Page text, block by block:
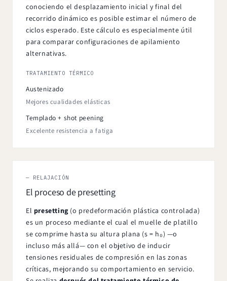
conociendo el desplazamiento inicial y final del
recorrido dinámico es posible estimar el número de
ciclos esperado. Este cálculo es especialmente útil
para comparar configuraciones de apilamiento
alternativas.
TRATAMIENTO TÉRMICO
Austenizado
Mejores cualidades elásticas
Templado + shot peening
Excelente resistencia a fatiga
— RELAJACIÓN
El proceso de presetting
El presetting (o predeformación plástica controlada)
es un proceso mediante el cual el muelle de platillo
se comprime hasta su altura plana (s = h₀) —o
incluso más allá— con el objetivo de inducir
tensiones residuales de compresión en las zonas
críticas, mejorando su comportamiento en servicio.